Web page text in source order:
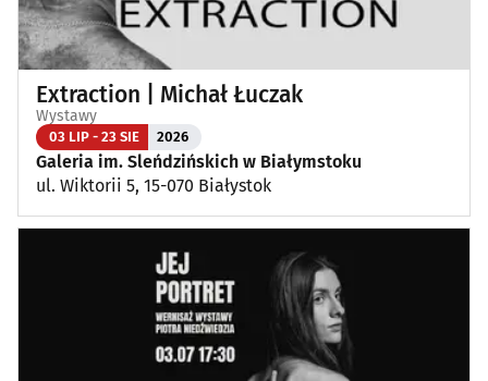
Extraction | Michał Łuczak
Wystawy
03 LIP - 23 SIE 2026
Galeria im. Sleńdzińskich w Białymstoku
ul. Wiktorii 5, 15-070 Białystok